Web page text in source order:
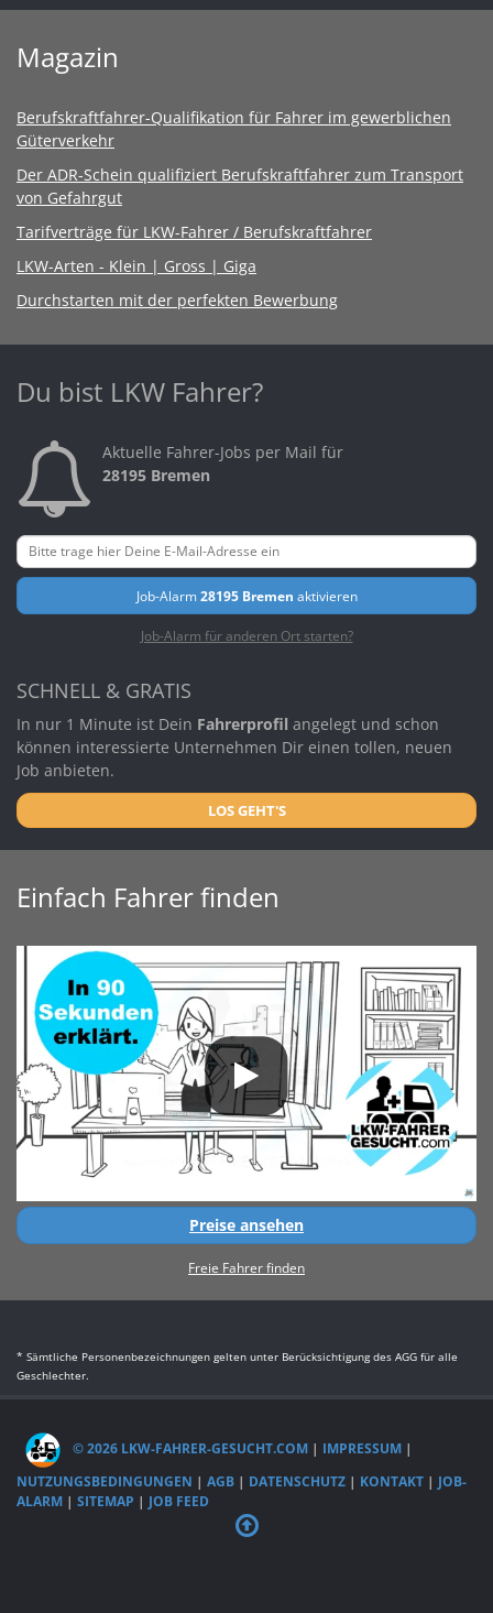
Magazin
Berufskraftfahrer-Qualifikation für Fahrer im gewerblichen
Güterverkehr
Der ADR-Schein qualifiziert Berufskraftfahrer zum Transport
von Gefahrgut
Tarifverträge für LKW-Fahrer / Berufskraftfahrer
LKW-Arten - Klein | Gross | Giga
Durchstarten mit der perfekten Bewerbung
Du bist LKW Fahrer?
Aktuelle Fahrer-Jobs per Mail für
28195 Bremen
Job-Alarm28195 Bremen aktivieren
Job-Alarm für anderen Ort starten?
SCHNELL & GRATIS
In nur 1 Minute ist Dein Fahrerprofil angelegt und schon
können interessierte Unternehmen Dir einen tollen, neuen
Job anbieten.
LOS GEHT'S
Einfach Fahrer finden
Preise ansehen
Freie Fahrer finden
* Sämtliche Personenbezeichnungen gelten unter Berücksichtigung des AGG für alle
Geschlechter.
© 2026 LKW-FAHRER-GESUCHT.COM | IMPRESSUM |
NUTZUNGSBEDINGUNGEN | AGB | DATENSCHUTZ | KONTAKT | JOB-
ALARM | SITEMAP | JOB FEED